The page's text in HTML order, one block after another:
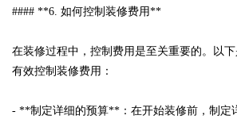
#### **6. 如何控制装修费用**
在装修过程中，控制费用是至关重要的。以
有效控制装修费用：
- **制定详细的预算**：在开始装修前，制定